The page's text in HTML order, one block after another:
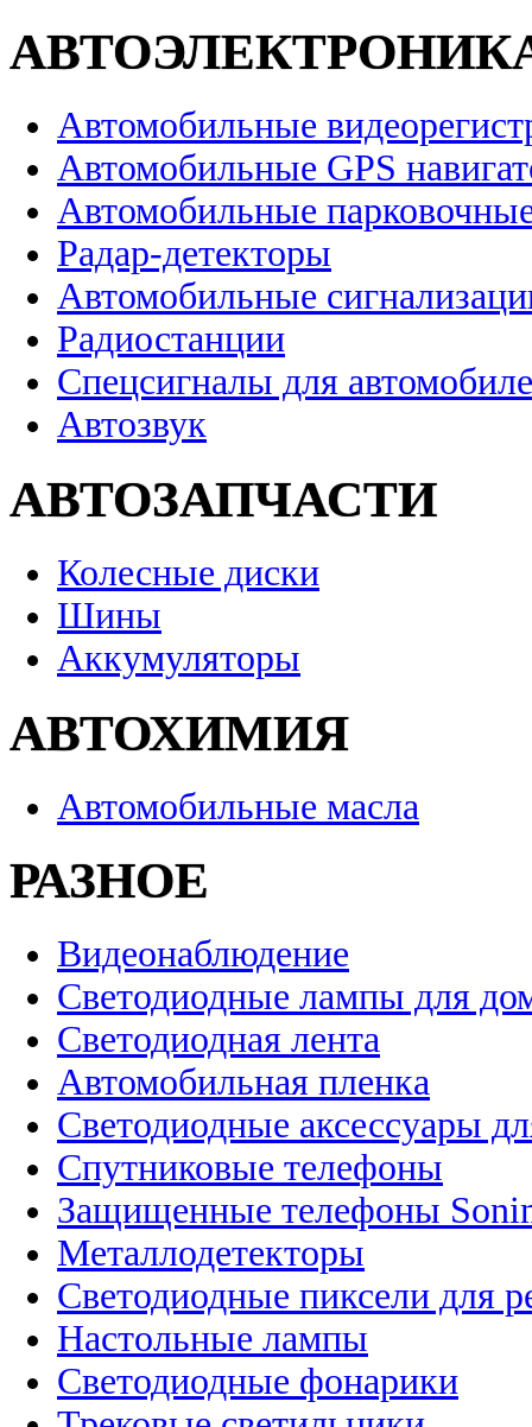
Автомобильные
Автомобильные GPS
Автомобильные
Радар-детекторы
Автомобильные
Радиостанции
Спецсигналы для
Автозвук
АВТОЗАПЧАСТИ
Колесные диски
Шины
Аккумуляторы
АВТОХИМИЯ
Автомобильные масла
РАЗНОЕ
Видеонаблюдение
Светодиодные лампы для
Светодиодная лента
Автомобильная пленка
Светодиодные аксессуары
Спутниковые телефоны
Защищенные телефоны
Металлодетекторы
Светодиодные пиксели для
Настольные лампы
Светодиодные фонарики